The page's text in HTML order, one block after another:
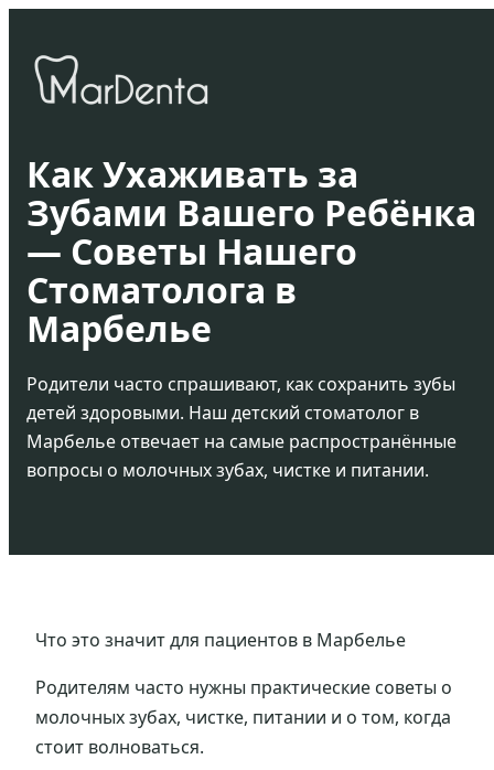
Как Ухаживать за
Зубами Вашего Ребёнка
— Советы Нашего
Стоматолога в
Марбелье
Родители часто спрашивают, как сохранить зубы
детей здоровыми. Наш детский стоматолог в
Марбелье отвечает на самые распространённые
вопросы о молочных зубах, чистке и питании.
Что это значит для пациентов в Марбелье
Родителям часто нужны практические советы о
молочных зубах, чистке, питании и о том, когда
стоит волноваться.